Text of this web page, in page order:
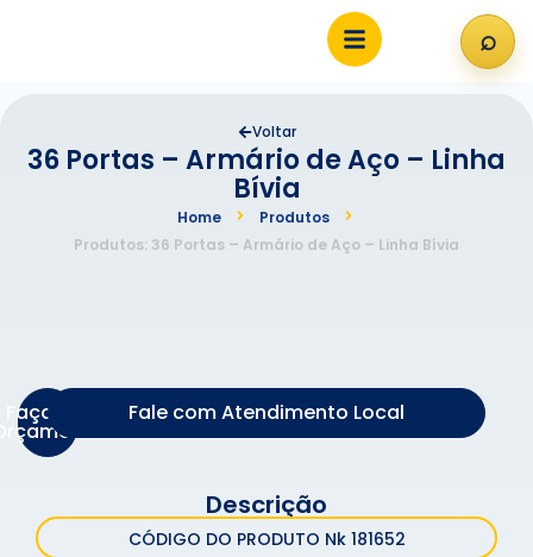
⌕
Voltar
36 Portas – Armário de Aço – Linha
Bívia
Home
Produtos
Produtos: 36 Portas – Armário de Aço – Linha Bívia
Faça um Fale com Atendimento Local
Descrição
CÓDIGO DO PRODUTO Nk 181652